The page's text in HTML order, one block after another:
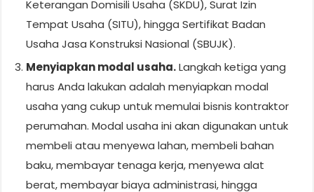
Keterangan Domisili Usaha (SKDU), Surat Izin
Tempat Usaha (SITU), hingga Sertifikat Badan
Usaha Jasa Konstruksi Nasional (SBUJK).
Menyiapkan modal usaha.Langkah ketiga yang
harus Anda lakukan adalah menyiapkan modal
usaha yang cukup untuk memulai bisnis kontraktor
perumahan. Modal usaha ini akan digunakan untuk
membeli atau menyewa lahan, membeli bahan
baku, membayar tenaga kerja, menyewa alat
berat, membayar biaya administrasi, hingga